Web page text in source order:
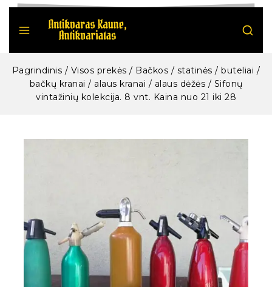
Pagrindinis / Visos prekės / Bačkos / statinės / buteliai /
bačkų kranai / alaus kranai / alaus dėžės / Sifonų
vintažinių kolekcija. 8 vnt. Kaina nuo 21 iki 28